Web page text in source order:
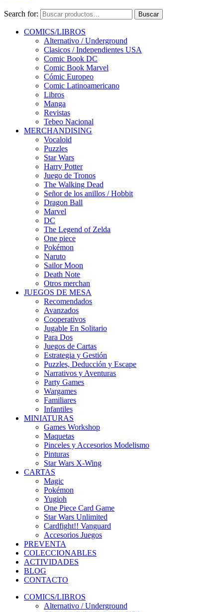
Search for: Buscar
COMICS/LIBROS
Alternativo / Underground
Clasicos / Independientes USA
Comic Book DC
Comic Book Marvel
Cómic Europeo
Comic Latinoamericano
Libros
Manga
Revistas
Tebeo Nacional
MERCHANDISING
Vocaloid
Puzzles
Star Wars
Harry Potter
Juego de Tronos
The Walking Dead
Señor de los anillos / Hobbit
Dragon Ball
Marvel
DC
The Legend of Zelda
One piece
Pokémon
Naruto
Sailor Moon
Death Note
Otros merchan
JUEGOS DE MESA
Recomendados
Avanzados
Cooperativos
Jugable En Solitario
Para Dos
Juegos de Cartas
Estrategia y Gestión
Puzzles, Deducción y Escape
Narrativos y Aventuras
Party Games
Wargames
Familiares
Infantiles
MINIATURAS
Games Workshop
Maquetas
Pinceles y Accesorios Modelismo
Pinturas
Star Wars X-Wing
CARTAS
Magic
Pokémon
Yugioh
One Piece Card Game
Star Wars Unlimited
Cardfight!! Vanguard
Accesorios Juegos
PREVENTA
COLECCIONABLES
ACTIVIDADES
BLOG
CONTACTO
COMICS/LIBROS
Alternativo / Underground